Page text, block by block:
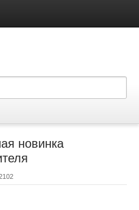
новинка